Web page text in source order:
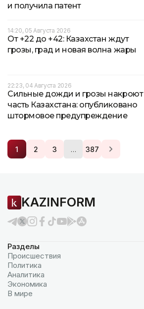
и получила патент
14:20, 05 Августа 2026
От +22 до +42: Казахстан ждут
грозы, град и новая волна жары
22:23, 04 Августа 2026
Сильные дожди и грозы накроют
часть Казахстана: опубликовано
штормовое предупреждение
1 2 3 … 387
KAZINFORM
Разделы
Происшествия
Политика
Аналитика
Экономика
В мире